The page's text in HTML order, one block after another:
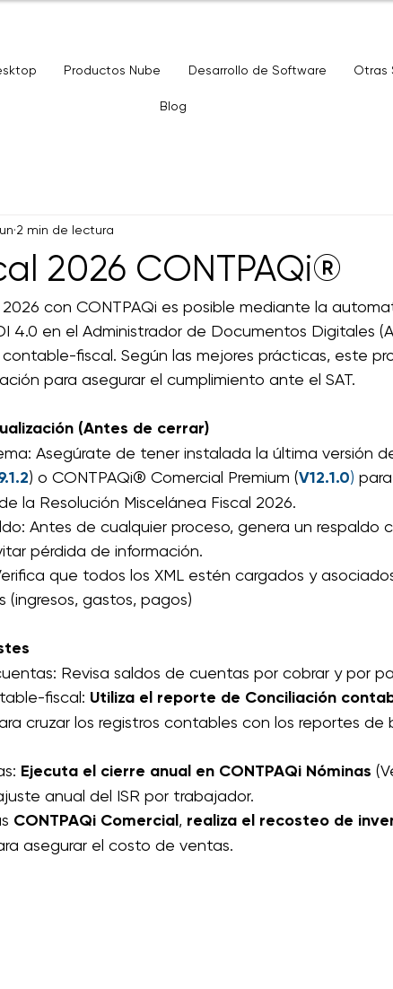
Productos Nube Desarrollo de Software Otras
Blog
2026 CONTPAQi®
2 min de lectura
2026 con CONTPAQi es posible mediante la
4.0 en el Administrador de Documentos Digitales
fiscal. Según las mejores prácticas, este
para asegurar el cumplimiento ante el SAT.
(Antes de cerrar)
Asegúrate de tener instalada la última versión
) o CONTPAQi® Comercial Premium (V12.1.0)
la Resolución Miscelánea Fiscal 2026.
Antes de cualquier proceso, genera un respaldo
pérdida de información.
que todos los XML estén cargados y
(ingresos, gastos, pagos)
Revisa saldos de cuentas por cobrar y por
fiscal: Utiliza el reporte de Conciliación
cruzar los registros contables con los reportes de
Ejecuta el cierre anual en CONTPAQi Nóminas
anual del ISR por trabajador.
CONTPAQi Comercial, realiza el recosteo de
asegurar el costo de ventas.